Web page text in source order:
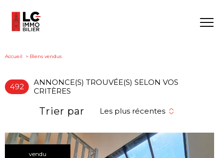
Accueil Biens vendus
492
ANNONCE(S) TROUVÉE(S) SELON VOS
CRITÈRES
Trier par Les plus récentes
vendu